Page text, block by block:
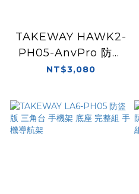
TAKEWAY HAWK2-
PH05-AnvPro 防盜
雙磁浮 手機導航架 夾
NT$3,080